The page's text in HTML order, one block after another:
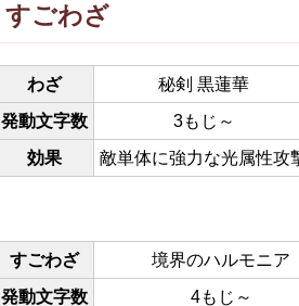
すごわざ
わざ
秘剣 黒蓮華
発動文字数
3もじ～
効果
敵単体に強力な光属性攻
すごわざ
境界のハルモニア
発動文字数
4もじ～